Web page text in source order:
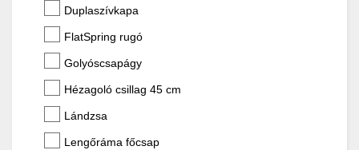
Duplaszívkapa
FlatSpring rugó
Golyóscsapágy
Hézagoló csillag 45 cm
Lándzsa
Lengőráma főcsap